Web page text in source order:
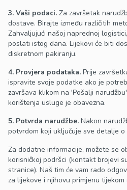
3. Vaši podaci. Za završetak
dostave. Birajte između različitih
Zahvaljujući našoj naprednoj
poslati istog dana. Lijekovi će biti
diskretnom pakiranju.
4. Provjera podataka. Prije
ispravite svoje podatke ako je
završava klikom na 'Pošalji
korištenja usluge je obavezna.
5. Potvrda narudžbe. Nakon
potvrdom koji uključuje sve detalje o
Za dodatne informacije, možete se
korisničkoj podršci (kontakt brojevi
stranice). Naš tim će vam rado
za lijekove i njihovu primjenu tijekom